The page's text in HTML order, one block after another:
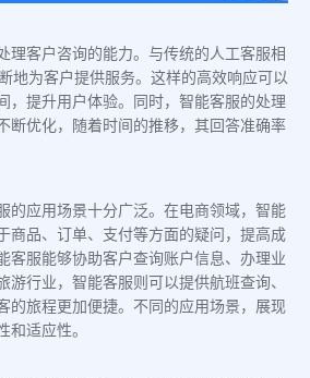
理客户咨询的能力。与传统的人工客服相
地为客户提供服务。这样的高效响应可以
，提升用户体验。同时，智能客服的处理
断优化，随着时间的推移，其回答准确率
的应用场景十分广泛。在电商领域，智能
商品、订单、支付等方面的疑问，提高成
客服能够协助客户查询账户信息、办理业
游行业，智能客服则可以提供航班查询、
的旅程更加便捷。不同的应用场景，展现
适应性。